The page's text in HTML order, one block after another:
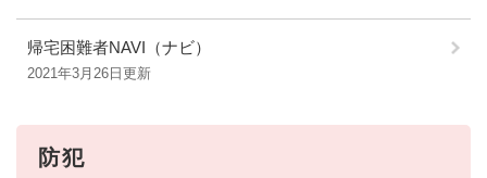
帰宅困難者NAVI（ナビ）
2021年3月26日更新
防犯